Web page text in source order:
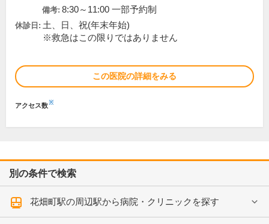
備考: 8:30～11:00 一部予約制
休診日: 土、日、祝(年末年始)
※救急はこの限りではありません
この医院の詳細をみる
アクセス数※
別の条件で検索
花畑町駅の周辺駅から病院・クリニックを探す